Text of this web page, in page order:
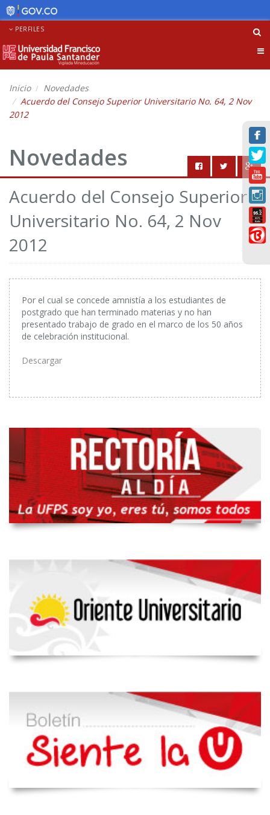
PERFILES
Inicio
Novedades
Acuerdo del Consejo Superior Universitario No. 64, 2 Nov
2012
Novedades
Acuerdo del Consejo Superior
Universitario No. 64, 2 Nov
2012
Por el cual se concede amnistía a los estudiantes de
postgrado que han terminado materias y no han
presentado trabajo de grado en el marco de los 50 años
de celebración institucional.
Descargar